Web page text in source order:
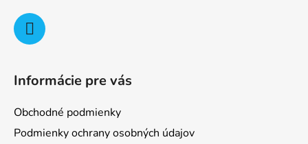
Informácie pre vás
Obchodné podmienky
Podmienky ochrany osobných údajov